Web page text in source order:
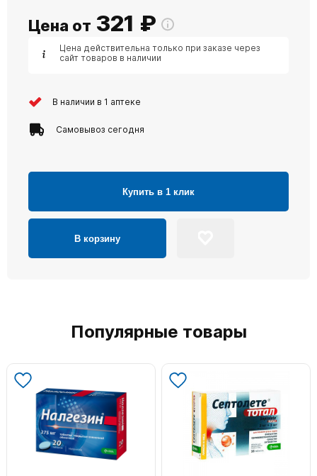
Цена от 321 ₽
Цена действительна только при заказе через
сайт товаров в наличии
В наличии в 1 аптеке
Самовывоз сегодня
Купить в 1 клик
В корзину
Популярные товары